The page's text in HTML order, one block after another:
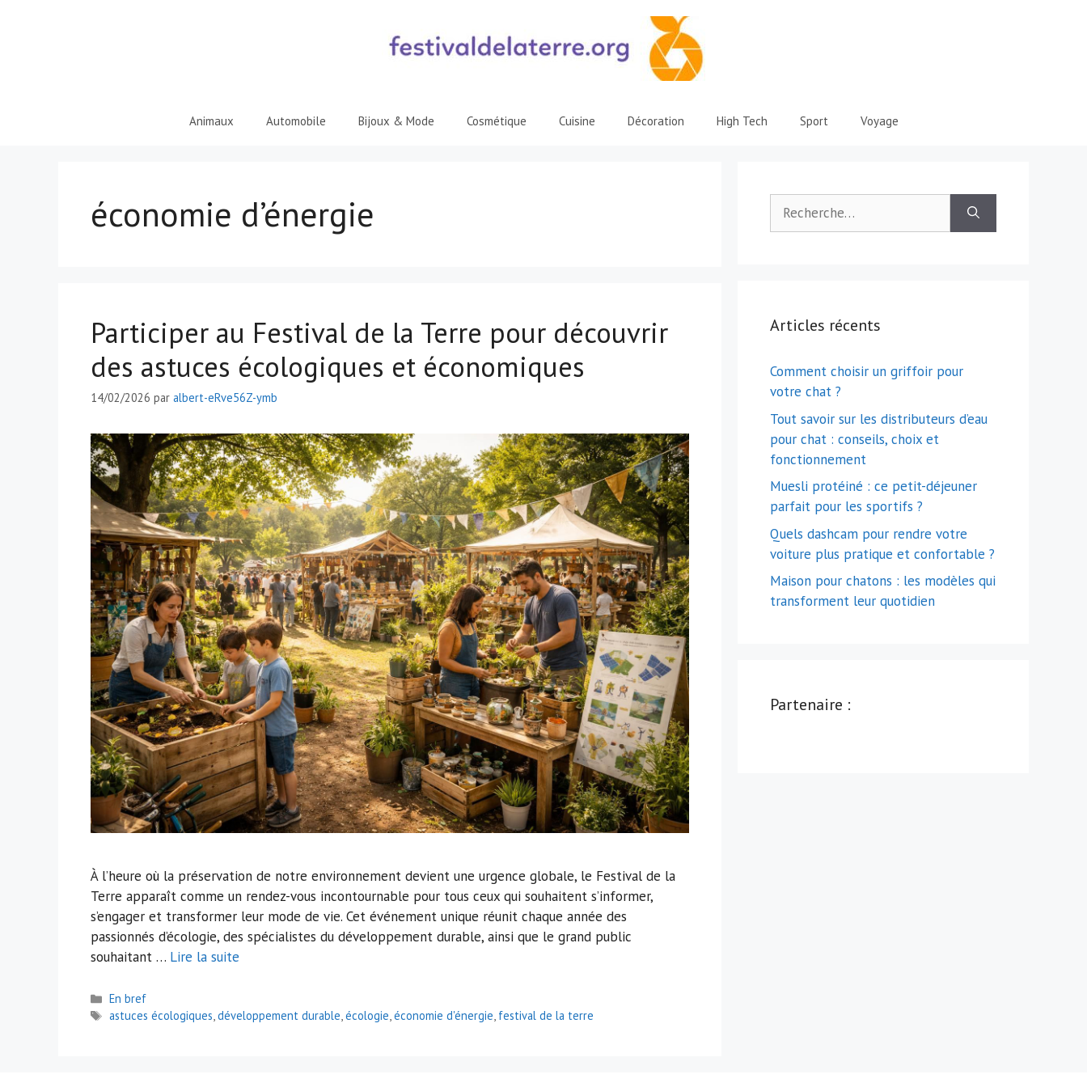
Animaux Automobile Bijoux & Mode Cosmétique Cuisine Décoration High Tech Sport Voyage
économie d’énergie
Participer au Festival de la Terre pour découvrir
des astuces écologiques et économiques
14/02/2026 par albert-eRve56Z-ymb
À l’heure où la préservation de notre environnement devient une urgence globale, le Festival de la
Terre apparaît comme un rendez-vous incontournable pour tous ceux qui souhaitent s’informer,
s’engager et transformer leur mode de vie. Cet événement unique réunit chaque année des
passionnés d’écologie, des spécialistes du développement durable, ainsi que le grand public
souhaitant … Lire la suite
Catégories
En bref
Étiquettes
astuces écologiques,développement durable,écologie,économie d'énergie, festival de la terre
Articles récents
Comment choisir un griffoir pour
votre chat ?
Tout savoir sur les distributeurs d’eau
pour chat : conseils, choix et
fonctionnement
Muesli protéiné : ce petit-déjeuner
parfait pour les sportifs ?
Quels dashcam pour rendre votre
voiture plus pratique et confortable ?
Maison pour chatons : les modèles qui
transforment leur quotidien
Partenaire :